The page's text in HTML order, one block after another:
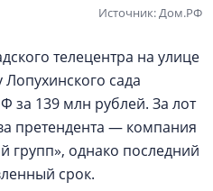
Источник: Дом.РФ
телецентра на улице
сада
за 139 млн рублей. За лот
претендента — компания
групп», однако последний
срок.